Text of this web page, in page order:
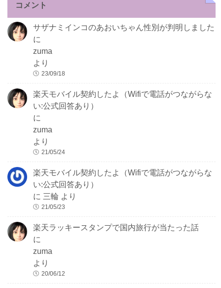
コメント
サザナミインコのあおいちゃん性別が判明しました
に
zuma
より
23/09/18
楽天モバイル契約したよ（Wifiで電話がつながらな
い:公式回答あり）
に
zuma
より
21/05/24
楽天モバイル契約したよ（Wifiで電話がつながらな
い:公式回答あり）
に 三輪 より
21/05/23
楽天ラッキースタンプで国内旅行が当たった話
に
zuma
より
20/06/12